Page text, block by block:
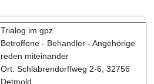
Trialog im gpz
Betroffene - Behandler - Angehörige
reden miteinander
Ort: Schlabrendorffweg 2-6, 32756
Detmold